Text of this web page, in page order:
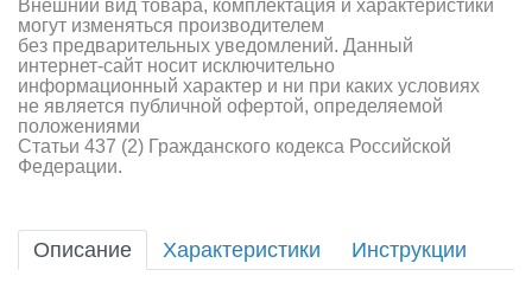
Внешний вид товара, комплектация и характеристики
могут изменяться производителем
без предварительных уведомлений. Данный
интернет-сайт носит исключительно
информационный характер и ни при каких условиях
не является публичной офертой, определяемой
положениями
Статьи 437 (2) Гражданского кодекса Российской
Федерации.
Описание Характеристики Инструкции